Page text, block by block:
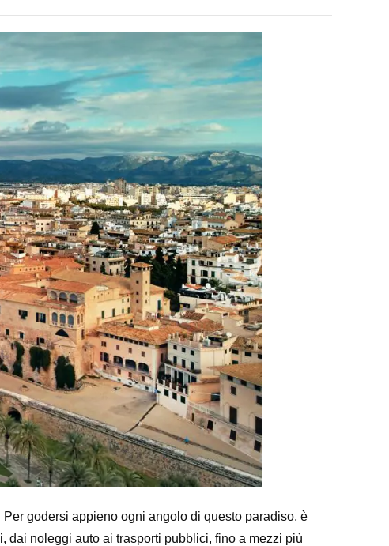
godersi appieno ogni angolo di questo paradiso, è
dai noleggi auto ai trasporti pubblici, fino a mezzi più